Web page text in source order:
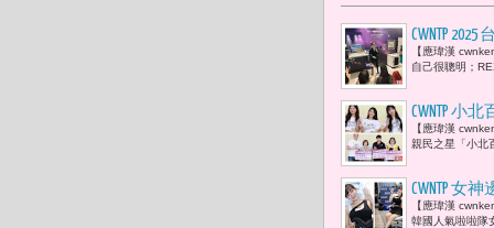
CWNTP
建築系統
【應瑋漢
自己很聰明；
CWNTP 小
千萬豪禮
【應瑋漢
親民之星「小北
CWNTP 女
這張椅子
【應瑋漢
韓國人氣啦啦隊